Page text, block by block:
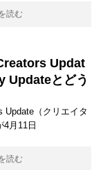
読む
Updat
Updateとどう
Update（クリエイタ
4月11日
読む